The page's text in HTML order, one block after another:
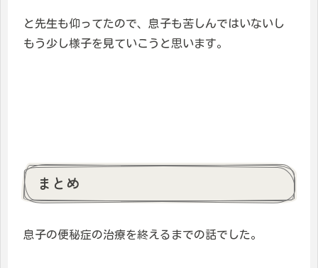
と先生も仰ってたので、息子も苦しんではいないし
もう少し様子を見ていこうと思います。
まとめ
息子の便秘症の治療を終えるまでの話でした。